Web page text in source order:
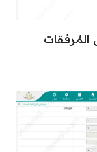
المُرفقات